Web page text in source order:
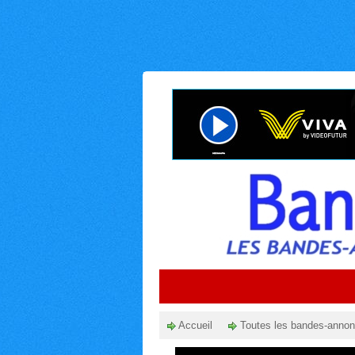
Accueil Toutes les bandes-